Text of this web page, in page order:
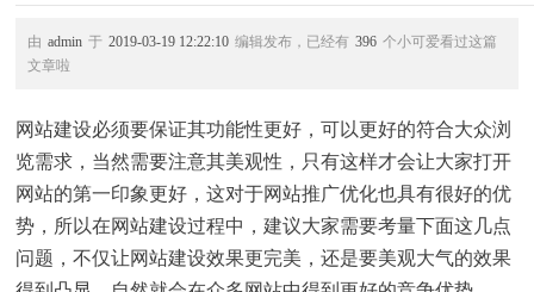
由 admin 于 2019-03-19 12:22:10 编辑发布，已经有 396 个小可爱看过这篇
文章啦
网站建设必须要保证其功能性更好，可以更好的符合大众浏
览需求，当然需要注意其美观性，只有这样才会让大家打开
网站的第一印象更好，这对于网站推广优化也具有很好的优
势，所以在网站建设过程中，建议大家需要考量下面这几点
问题，不仅让网站建设效果更完美，还是要美观大气的效果